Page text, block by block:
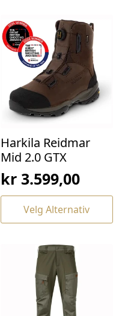
Harkila Reidmar
Mid 2.0 GTX
kr3.599,00
Velg Alternativ
Dette
produktet
varianter.
Alternativene